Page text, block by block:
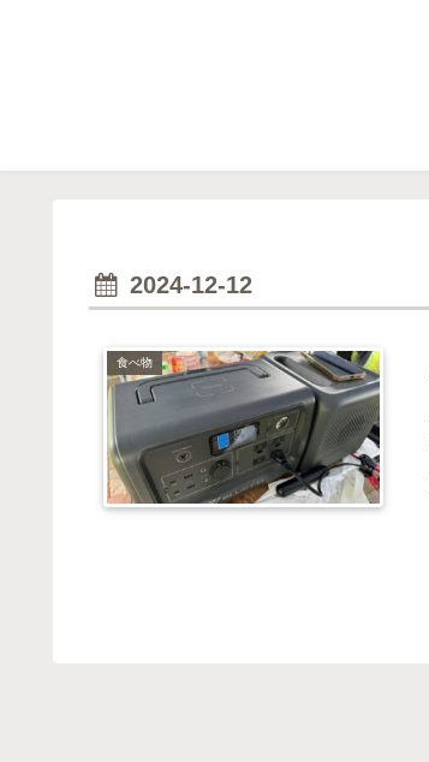
2024-12-12
食べ物